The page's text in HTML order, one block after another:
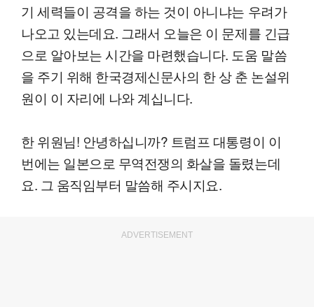
기 세력들이 공격을 하는 것이 아니냐는 우려가
나오고 있는데요. 그래서 오늘은 이 문제를 긴급
으로 알아보는 시간을 마련했습니다. 도움 말씀
을 주기 위해 한국경제신문사의 한 상 춘 논설위
원이 이 자리에 나와 계십니다.
한 위원님! 안녕하십니까? 트럼프 대통령이 이
번에는 일본으로 무역전쟁의 화살을 돌렸는데
요. 그 움직임부터 말씀해 주시지요.
ADVERTISEMENT